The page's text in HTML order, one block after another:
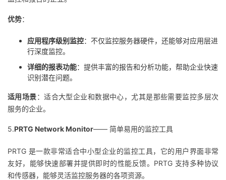
优势：
应用程序级别监控：不仅监控服务器硬件，还能够对应用层进
行深度监控。
详细的报表功能：提供丰富的报告和分析功能，帮助企业快速
识别潜在问题。
适用场景：适合大型企业和数据中心，尤其是那些需要监控多层次
服务的企业。
5.PRTG Network Monitor—— 简单易用的监控工具
PRTG 是一款非常适合中小型企业的监控工具，它的用户界面非常
友好，能够快速部署并提供即时的性能反馈。PRTG 支持多种协议
和传感器，能够灵活监控服务器的各项资源。